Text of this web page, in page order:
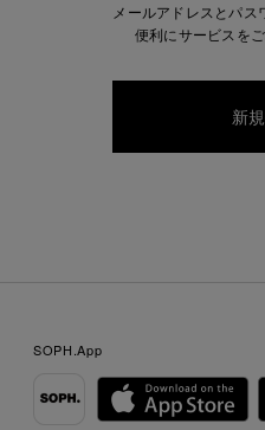
メールアドレスとパス
便利にサービスを
SOPH.App